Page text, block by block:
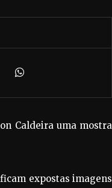
Caldeira uma mostra
expostas imagens